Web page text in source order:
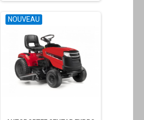
NOUVEAU